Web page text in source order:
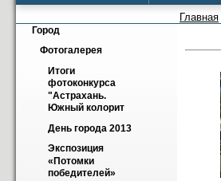
Главная
Город
Фотогалерея
Итоги
фотоконкурса
"Астрахань.
Южный колорит
День города 2013
Экспозиция
«Потомки
победителей»